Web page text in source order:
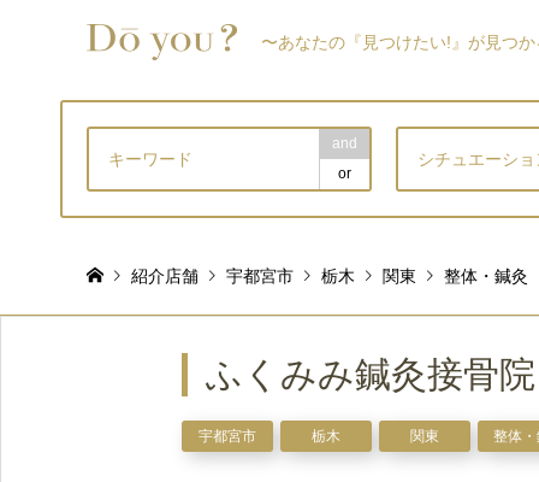
〜あなたの『見つけたい!』が見つか
and
or
シチュエーシ
紹介店舗 宇都宮市 栃木 関東 整体・鍼灸
ふくみみ鍼灸接骨院
宇都宮市 栃木 関東 整体